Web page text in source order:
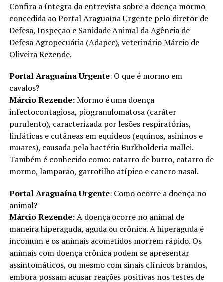
Confira a íntegra da entrevista sobre a doença mormo
concedida ao Portal Araguaína Urgente pelo diretor de
Defesa, Inspeção e Sanidade Animal da Agência de
Defesa Agropecuária (Adapec), veterinário Márcio de
Oliveira Rezende.
Portal Araguaína Urgente:O que é mormo em
cavalos?
Márcio Rezende:Mormo é uma doença
infectocontagiosa, piogranulomatosa (caráter
purulento), caracterizada por lesões respiratórias,
linfáticas e cutâneas em equídeos (equinos, asininos e
muares), causada pela bactéria Burkholderia mallei.
Também é conhecido como: catarro de burro, catarro de
mormo, lamparão, garrotilho atípico e cancro nasal.
Portal Araguaína Urgente:Como ocorre a doença no
animal?
Márcio Rezende:A doença ocorre no animal de
maneira hiperaguda, aguda ou crônica. A hiperaguda é
incomum e os animais acometidos morrem rápido. Os
animais com doença crônica podem se apresentar
assintomáticos, ou mesmo com sinais clínicos brandos,
embora possam acusar reações positivas nos testes de